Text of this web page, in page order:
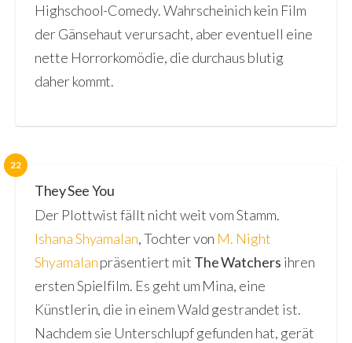
Highschool-Comedy. Wahrscheinich kein Film
der Gänsehaut verursacht, aber eventuell eine
nette Horrorkomödie, die durchaus blutig
daher kommt.
22
They See You
Der Plottwist fällt nicht weit vom Stamm.
Ishana Shyamalan, Tochter von M. Night
Shyamalanpräsentiert mit The Watchers ihren
ersten Spielfilm. Es geht um Mina, eine
Künstlerin, die in einem Wald gestrandet ist.
Nachdem sie Unterschlupf gefunden hat, gerät